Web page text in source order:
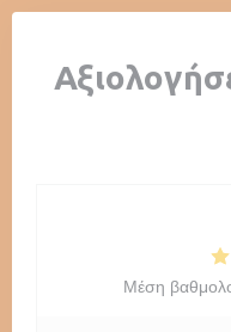
Πίνακας διαχείρισης
Μέση